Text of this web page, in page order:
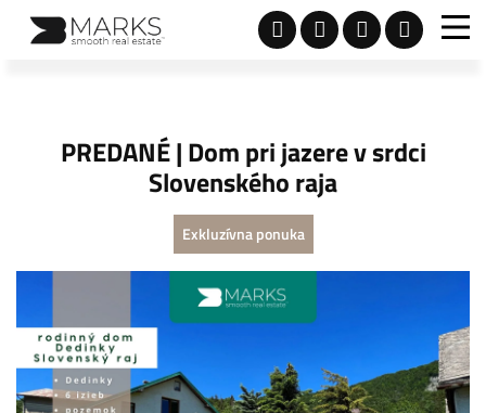
PREDANÉ | Dom pri jazere v srdci
Slovenského raja
Exkluzívna ponuka